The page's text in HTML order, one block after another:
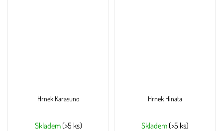
Hrnek Karasuno
Skladem (>5 ks)
Hrnek Hinata
Skladem (>5 ks)